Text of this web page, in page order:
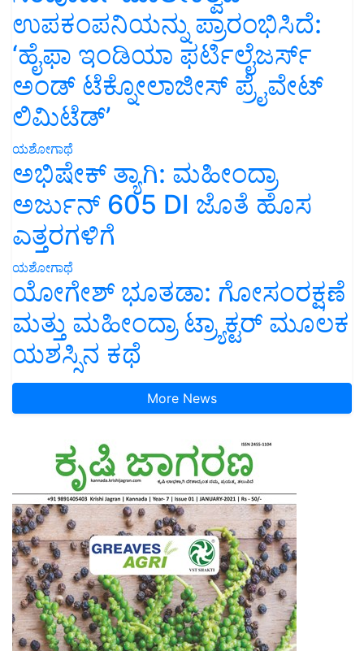
ಉಪಕಂಪನಿಯನ್ನು ಪ್ರಾರಂಭಿಸಿದೆ:
‘ಹೈಫಾ ಇಂಡಿಯಾ ಫರ್ಟಿಲೈಜರ್ಸ್
ಅಂಡ್ ಟೆಕ್ನೋಲಾಜೀಸ್ ಪ್ರೈವೇಟ್
ಲಿಮಿಟೆಡ್’
ಯಶೋಗಾಥೆ
ಅಭಿಷೇಕ್ ತ್ಯಾಗಿ: ಮಹೀಂದ್ರಾ
ಅರ್ಜುನ್ 605 DI ಜೊತೆ ಹೊಸ
ಎತ್ತರಗಳಿಗೆ
ಯಶೋಗಾಥೆ
ಯೋಗೇಶ್ ಭೂತಡಾ: ಗೋಸಂರಕ್ಷಣೆ
ಮತ್ತು ಮಹೀಂದ್ರಾ ಟ್ರ್ಯಾಕ್ಟರ್ ಮೂಲಕ
ಯಶಸ್ಸಿನ ಕಥೆ
More News